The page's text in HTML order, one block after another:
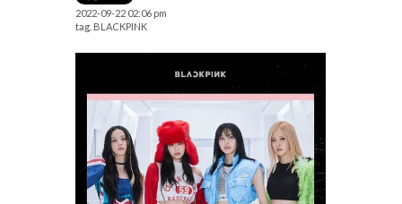
2022-09-22 02:06 pm
tag. BLACKPINK